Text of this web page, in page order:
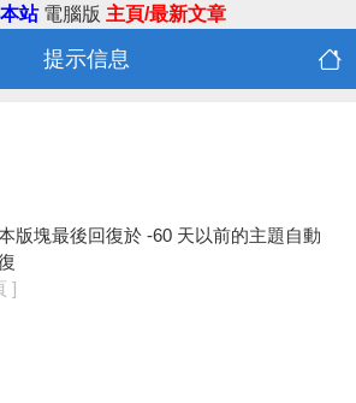
站 電腦版 主頁/最新文章
提示信息
版塊最後回復於 -60 天以前的主題自動
]